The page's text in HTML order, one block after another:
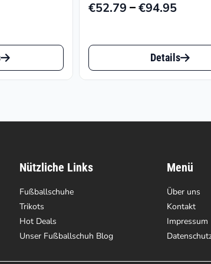
€52.79 –€94.95
bis
€94.95
Dieses
Produkt
Die
auf
der
Details
Nützliche Links
Fußballschuhe
Trikots
Hot Deals
Unser Fußballschuh Blog
Menü
Über uns
Kontakt
Impressum